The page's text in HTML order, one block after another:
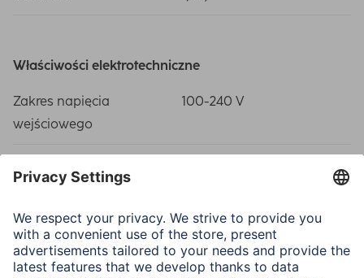
Właściwości elektrotechniczne
Zakres napięcia
wejściowego
100-240 V
Wskazówki dla użytkownika